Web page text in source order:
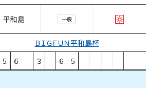
平和島 一般
ＢＩＧＦＵＮ平和島杯
５ ６ ３ ６ ５